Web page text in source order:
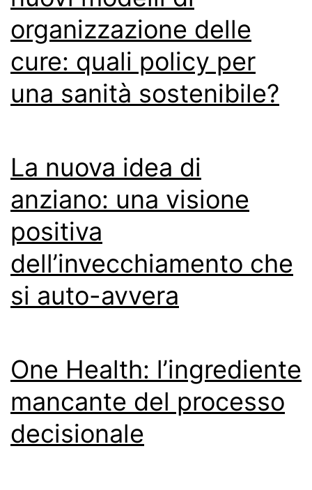
organizzazione delle
cure: quali policy per
una sanità sostenibile?
La nuova idea di
anziano: una visione
positiva
dell’invecchiamento che
si auto-avvera
One Health: l’ingrediente
mancante del processo
decisionale